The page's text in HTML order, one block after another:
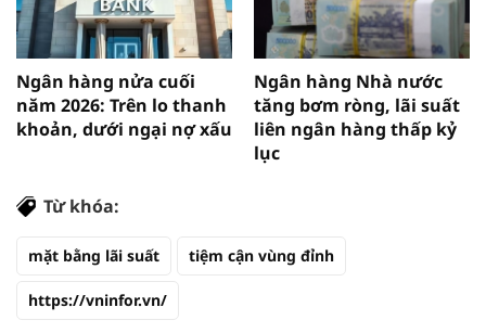
Ngân hàng nửa cuối
năm 2026: Trên lo thanh
khoản, dưới ngại nợ xấu
Ngân hàng Nhà nước
tăng bơm ròng, lãi suất
liên ngân hàng thấp kỷ
lục
Từ khóa:
mặt bằng lãi suất tiệm cận vùng đỉnh
https://vninfor.vn/